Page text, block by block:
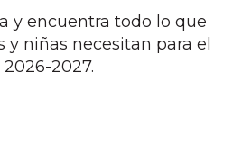
y encuentra todo lo que
y niñas necesitan para el
2026‑2027.